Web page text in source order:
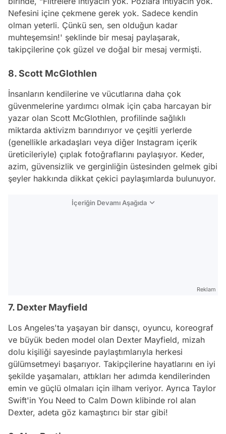
Nefesini içine çekmene gerek yok. Sadece kendin
olman yeterli. Çünkü sen, sen olduğun kadar
muhteşemsin!' şeklinde bir mesaj paylaşarak,
takipçilerine çok güzel ve doğal bir mesaj vermişti.
8. Scott McGlothlen
İnsanların kendilerine ve vücutlarına daha çok
güvenmelerine yardımcı olmak için çaba harcayan bir
yazar olan Scott McGlothlen, profilinde sağlıklı
miktarda aktivizm barındırıyor ve çeşitli yerlerde
(genellikle arkadaşları veya diğer Instagram içerik
üreticileriyle) çıplak fotoğraflarını paylaşıyor. Keder,
azim, güvensizlik ve gerginliğin üstesinden gelmek gibi
şeyler hakkında dikkat çekici paylaşımlarda bulunuyor.
İçeriğin Devamı Aşağıda
Reklam
7. Dexter Mayfield
Los Angeles'ta yaşayan bir dansçı, oyuncu, koreograf
ve büyük beden model olan Dexter Mayfield, mizah
dolu kişiliği sayesinde paylaştımlarıyla herkesi
gülümsetmeyi başarıyor. Takipçilerine hayatlarını en iyi
şekilde yaşamaları, attıkları her adımda kendilerinden
emin ve güçlü olmaları için ilham veriyor. Ayrıca Taylor
Swift'in You Need to Calm Down klibinde rol alan
Dexter, adeta göz kamaştırıcı bir star gibi!